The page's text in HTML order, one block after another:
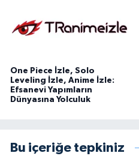
One Piece İzle, Solo
Leveling İzle, Anime İzle:
Efsanevi Yapımların
Dünyasına Yolculuk
Bu içeriğe tepkiniz